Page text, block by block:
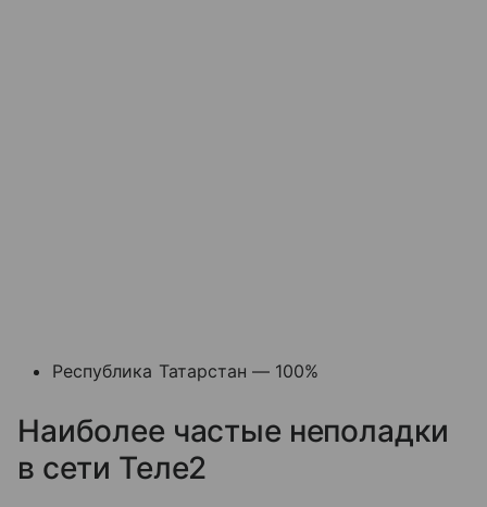
Республика Татарстан — 100%
Наиболее частые неполадки
в сети Теле2